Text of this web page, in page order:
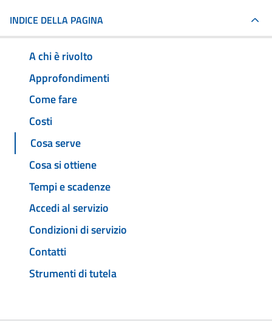
INDICE DELLA PAGINA
A chi è rivolto
Approfondimenti
Come fare
Costi
Cosa serve
Cosa si ottiene
Tempi e scadenze
Accedi al servizio
Condizioni di servizio
Contatti
Strumenti di tutela